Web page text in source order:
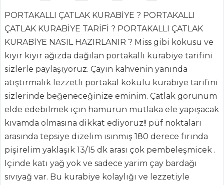
ANASAYFA
BLOG
Medya
Aktüel
Chefs
PORTAKALLI ÇATLAK KURABİYE ? PORTAKALLI
ÇATLAK KURABİYE TARİFİ ? PORTAKALLI ÇATLAK
KURABİYE NASIL HAZIRLANIR ? Miss gibi kokusu ve
kıyır kıyır ağızda dağılan portakallı kurabiye tarifini
sizlerle paylaşıyoruz. Çayın kahvenin yanında
atıştırmalık lezzetli portakal kokulu kurabiye tarifini
sizlerinde beğeneceğinize eminim. Çatlak görünüm
elde edebilmek için hamurun mutlaka ele yapışacak
kıvamda olmasına dikkat ediyoruz!! püf noktaları
arasında tepsiye dizelim ısınmış 180 derece fırında
pişirelim yaklaşık 13/15 dk arası çok pembeleşmicek .
Içinde katı yağ yok ve sadece yarim çay bardağı
sıvıyağ var. Bu kurabiye kolaylığı ve lezzetiyle